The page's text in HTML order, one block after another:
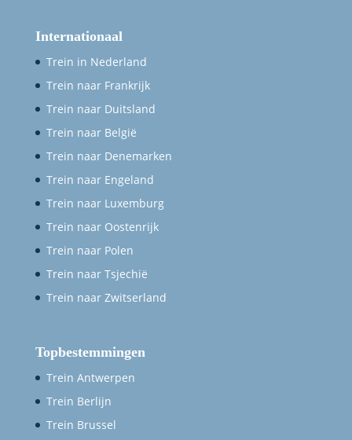
Internationaal
Trein in Nederland
Trein naar Frankrijk
Trein naar Duitsland
Trein naar België
Trein naar Denemarken
Trein naar Engeland
Trein naar Luxemburg
Trein naar Oostenrijk
Trein naar Polen
Trein naar Tsjechië
Trein naar Zwitserland
Topbestemmingen
Trein Antwerpen
Trein Berlijn
Trein Brussel